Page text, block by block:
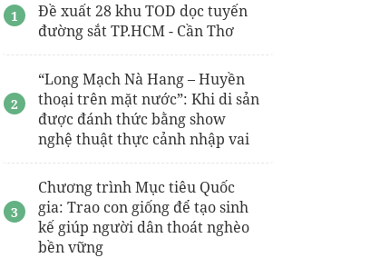
Đề xuất 28 khu TOD dọc tuyến
đường sắt TP.HCM - Cần Thơ
“Long Mạch Nà Hang – Huyền
thoại trên mặt nước”: Khi di sản
được đánh thức bằng show
nghệ thuật thực cảnh nhập vai
Chương trình Mục tiêu Quốc
gia: Trao con giống để tạo sinh
kế giúp người dân thoát nghèo
bền vững